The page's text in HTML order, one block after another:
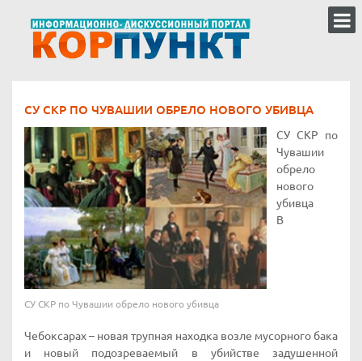
СУ СКР ПО ЧУВАШИИ ОБРЕЛО НОВОГО УБИВЦА
СУ СКР по Чувашии обрело нового убивца
СУ СКР по
Чувашии
обрело
нового
убивца
В
Чебоксарах – новая трупная находка возле мусорного бака
и новый подозреваемый в убийстве задушенной